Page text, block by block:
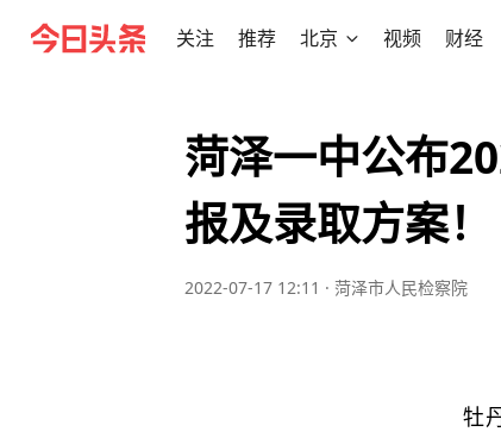
关注 推荐 北京 视频 财经
菏泽一中公布
报及录取方案！
2022-07-17 12:11 · 菏泽市人民检察院
牡